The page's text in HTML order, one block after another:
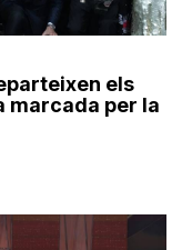
els
marcada per la